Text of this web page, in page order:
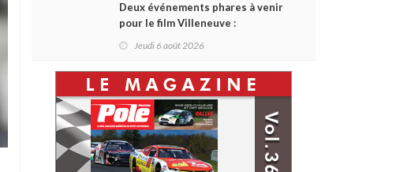
Deux événements phares à venir
pour le film Villeneuve :
L'ascension d'une légende (+
Jeudi 6 août 2026